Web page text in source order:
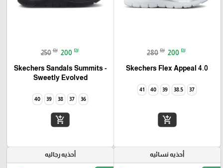
280 ₪ 200 ₪
Skechers Flex Appeal 4.0‏
37
38.5
39
40
41
add_shopping_cart
250 ₪ 200 ₪
Skechers Sandals Summits -
Sweetly Evolved‏
36
37
38
39
40
add_shopping_cart
أحذيه نسائيه أحذيه رجاليه